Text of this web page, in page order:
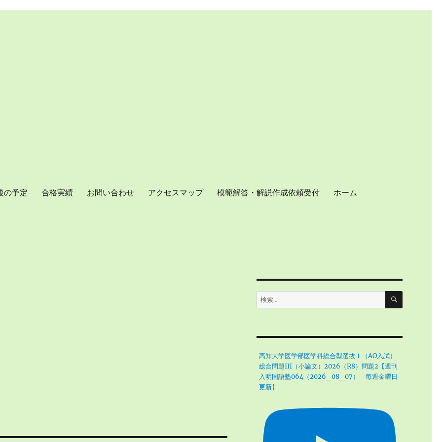
の予定 合格実績 お問い合わせ アクセスマップ 模範解答・解説作成依頼受付 ホーム
検
索:
検
高知大学医学部医学科総合型選抜Ⅰ（AO入試）
総合問題III（小論文）2026（R8）問題2【週刊
入明国語塾064（2026_08_07） 毎週金曜日
更新】